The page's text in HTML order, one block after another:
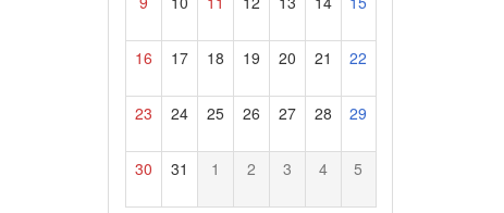
16 17 18 19 20 21 22
23 24 25 26 27 28 29
30 31 1 2 3 4 5